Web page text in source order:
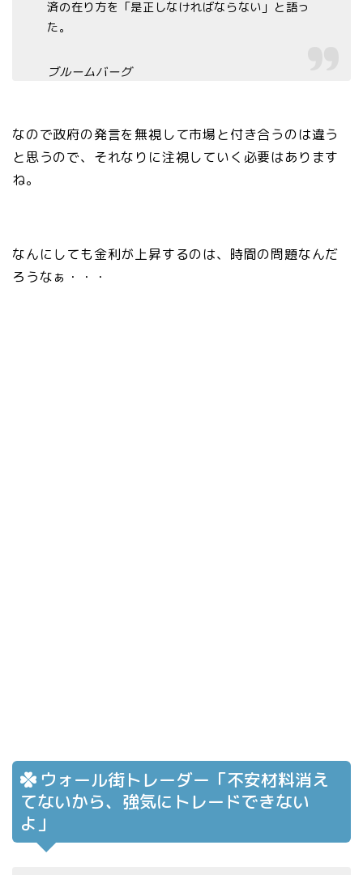
済の在り方を「是正しなければならない」と語っ
た。
ブルームバーグ
なので政府の発言を無視して市場と付き合うのは違う
と思うので、それなりに注視していく必要はあります
ね。
なんにしても金利が上昇するのは、時間の問題なんだ
ろうなぁ・・・
ウォール街トレーダー「不安材料消え
てないから、強気にトレードできない
よ」